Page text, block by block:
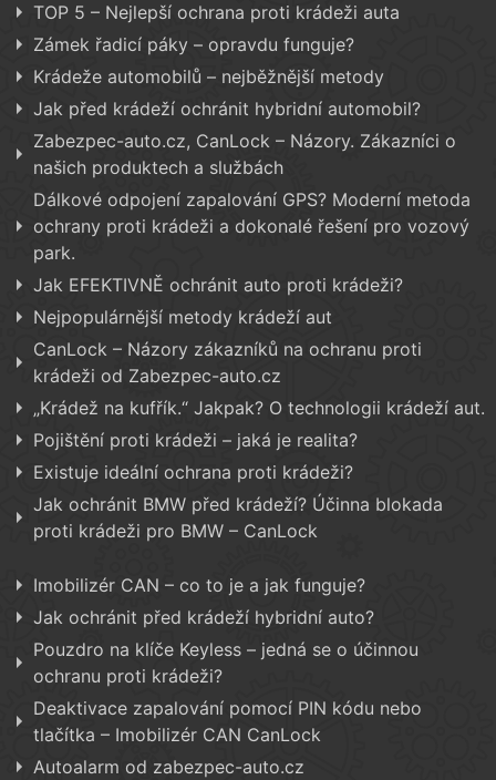
TOP 5 – Nejlepší ochrana proti krádeži auta
Zámek řadicí páky – opravdu funguje?
Krádeže automobilů – nejběžnější metody
Jak před krádeží ochránit hybridní automobil?
Zabezpec-auto.cz, CanLock – Názory. Zákazníci o
našich produktech a službách
Dálkové odpojení zapalování GPS? Moderní metoda
ochrany proti krádeži a dokonalé řešení pro vozový
park.
Jak EFEKTIVNĚ ochránit auto proti krádeži?
Nejpopulárnější metody krádeží aut
CanLock – Názory zákazníků na ochranu proti
krádeži od Zabezpec-auto.cz
„Krádež na kufřík.“ Jakpak? O technologii krádeží aut.
Pojištění proti krádeži – jaká je realita?
Existuje ideální ochrana proti krádeži?
Jak ochránit BMW před krádeží? Účinna blokada
proti krádeži pro BMW – CanLock
Imobilizér CAN – co to je a jak funguje?
Jak ochránit před krádeží hybridní auto?
Pouzdro na klíče Keyless – jedná se o účinnou
ochranu proti krádeži?
Deaktivace zapalování pomocí PIN kódu nebo
tlačítka – Imobilizér CAN CanLock
Autoalarm od zabezpec-auto.cz